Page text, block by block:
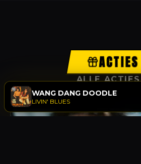
ACTIES
ALLE ACTIES
WANG DANG DOODLE
LIVIN' BLUES